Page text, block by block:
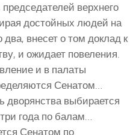
верхнего
достойных людей на
внесет о том доклад к
и ожидает повеления.
и в палаты
Сенатом…
дворянства выбирается
года по балам…
Сенатом по